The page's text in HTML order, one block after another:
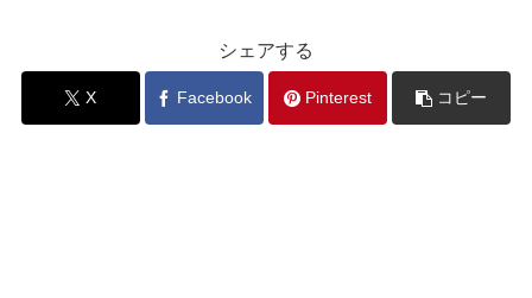
シェアする
X Facebook Pinterest コピー